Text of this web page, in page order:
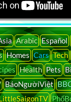
Arabic Español
Homes Cars Tech
Health Pets
BáoNgườiViệt